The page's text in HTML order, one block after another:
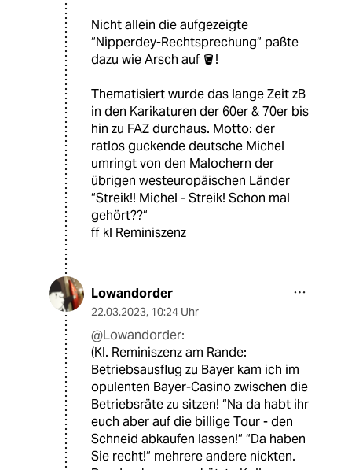
Nicht allein die aufgezeigte
“Nipperdey-Rechtsprechung“ paßte
dazu wie Arsch auf 🪣!
Thematisiert wurde das lange Zeit zB
in den Karikaturen der 60er & 70er bis
hin zu FAZ durchaus. Motto: der
ratlos guckende deutsche Michel
umringt von den Malochern der
übrigen westeuropäischen Länder
“Streik!! Michel - Streik! Schon mal
gehört??“
ff kl Reminiszenz
Lowandorder
22.03.2023, 10:24 Uhr
@Lowandorder:
(Kl. Reminiszenz am Rande:
Betriebsausflug zu Bayer kam ich im
opulenten Bayer-Casino zwischen die
Betriebsräte zu sitzen! “Na da habt ihr
euch aber auf die billige Tour - den
Schneid abkaufen lassen!“ “Da haben
Sie recht!“ mehrere andere nickten.